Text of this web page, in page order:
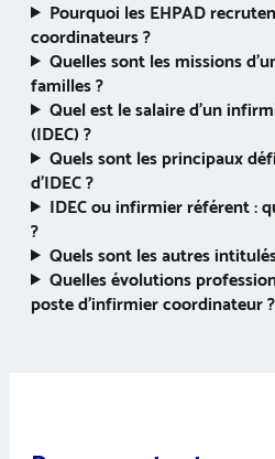
Pourquoi les EHPAD
coordinateurs ?
Quelles sont les missions
familles ?
Quel est le salaire d’un
(IDEC) ?
Quels sont les principaux
d’IDEC ?
IDEC ou infirmier référent :
?
Quels sont les autres
Quelles évolutions
poste d’infirmier coordinateur ?